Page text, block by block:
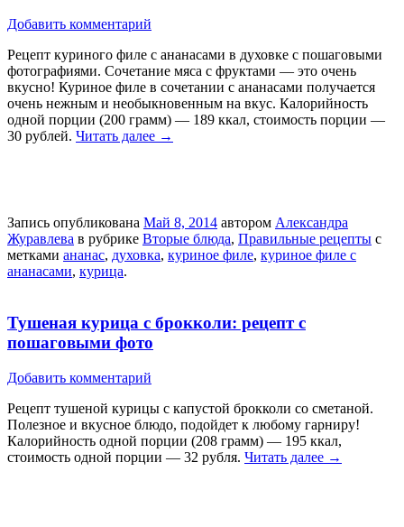
Добавить комментарий
Рецепт куриного филе с ананасами в духовке с пошаговыми
фотографиями. Сочетание мяса с фруктами — это очень
вкусно! Куриное филе в сочетании с ананасами получается
очень нежным и необыкновенным на вкус. Калорийность
одной порции (200 грамм) — 189 ккал, стоимость порции —
30 рублей. Читать далее →
Запись опубликована Май 8, 2014 автором Александра
Журавлева в рубрике Вторые блюда, Правильные рецепты с
метками ананас, духовка, куриное филе, куриное филе с
ананасами, курица.
Тушеная курица с брокколи: рецепт с
пошаговыми фото
Добавить комментарий
Рецепт тушеной курицы с капустой брокколи со сметаной.
Полезное и вкусное блюдо, подойдет к любому гарниру!
Калорийность одной порции (208 грамм) — 195 ккал,
стоимость одной порции — 32 рубля. Читать далее →